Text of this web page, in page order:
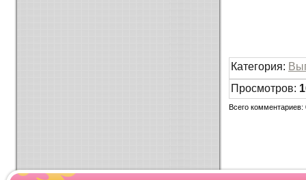
Категория:
Просмотров:
Всего комментариев: